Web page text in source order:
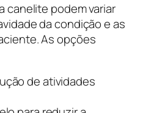
canelite podem variar
da condição e as
As opções
de atividades